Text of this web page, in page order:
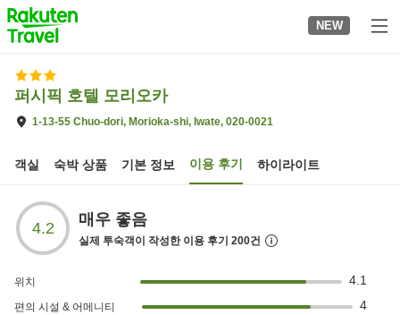
to
top
page
NEW
퍼시픽 호텔 모리오카
1-13-55 Chuo-dori, Morioka-shi, Iwate, 020-0021
객실 숙박 상품 기본 정보 이용 후기 하이라이트
4.2 매우 좋음
실제 투숙객이 작성한 이용 후기 200건
위치 4.1
편의 시설 & 어메니티 4